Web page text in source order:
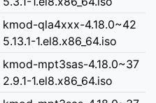
kmod-qla4xxx-4.18.0~42
5.13.1-1.el8.x86_64.iso
kmod-mpt3sas-4.18.0~37
2.9.1-1.el8.x86_64.iso